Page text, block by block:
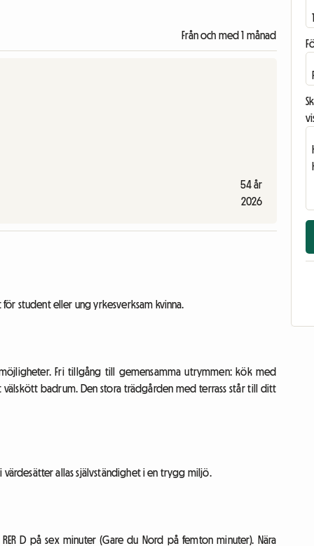
Från och med 1 månad
54 år
2026
student eller ung yrkesverksam kvinna.
Fri tillgång till gemensamma utrymmen: kök med
badrum. Den stora trädgården med terrass står till ditt
allas självständighet i en trygg miljö.
D på sex minuter (Gare du Nord på femton minuter). Nära